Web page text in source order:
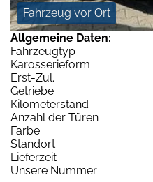
Fahrzeug vor Ort
Allgemeine Daten:
Fahrzeugtyp
Karosserieform
Erst-Zul.
Getriebe
Kilometerstand
Anzahl der Türen
Farbe
Standort
Lieferzeit
Unsere Nummer